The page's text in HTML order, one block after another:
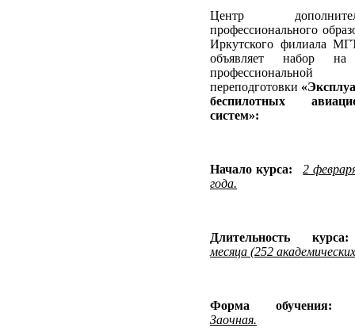
Центр
профессионального
Иркутского филиала
объявляет набор
профессиональной
переподготовки
беспилотных
систем»:
Начало курса:2
года.
Длительность
месяца (252
Форма
Заочная.